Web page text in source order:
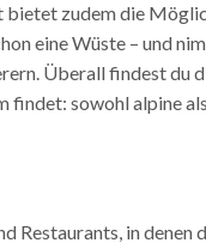
bietet zudem die
eine Wüste – und
Überall findest du
sowohl alpine
Restaurants, in denen